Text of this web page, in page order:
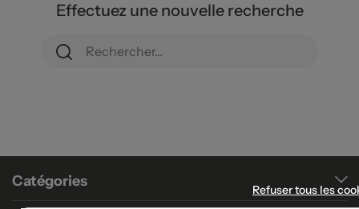
Effectuez une nouvelle recherche
Catégories
Refuser tous les